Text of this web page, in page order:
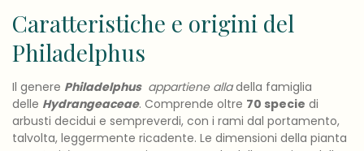
Caratteristiche e origini del
Philadelphus
Il genere Philadelphusappartiene alladella famiglia
delle Hydrangeaceae. Comprende oltre 70 specie di
arbusti decidui e sempreverdi, con i rami dal portamento,
talvolta, leggermente ricadente. Le dimensioni della pianta